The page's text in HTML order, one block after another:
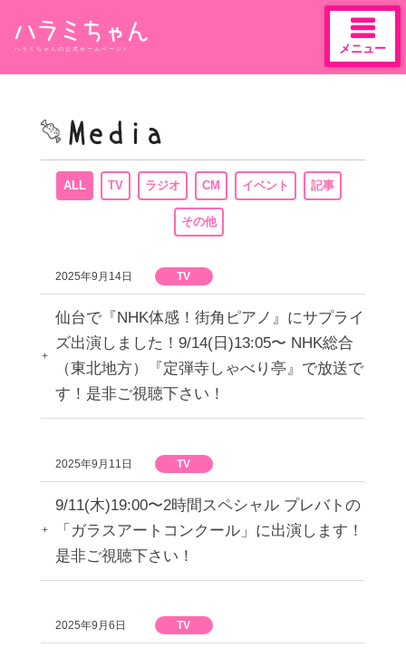
content
ハラミちゃんの公式ホームページ♪ メニュー
ALL TV ラジオ CM イベント 記事
その他
2025年9月14日 TV
仙台で『NHK体感！街角ピアノ』にサプライ
ズ出演しました！9/14(日)13:05〜 NHK総合
（東北地方）『定弾寺しゃべり亭』で放送で
す！是非ご視聴下さい！
2025年9月11日 TV
9/11(木)19:00〜2時間スペシャル プレバトの
「ガラスアートコンクール」に出演します！
是非ご視聴下さい！
2025年9月6日 TV